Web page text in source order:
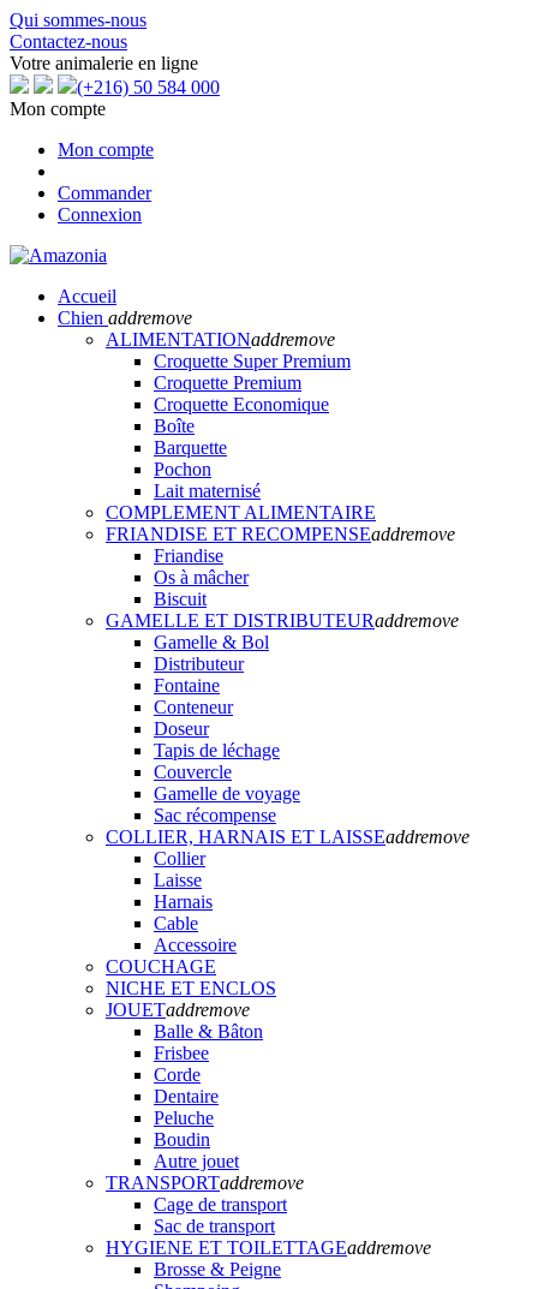
Qui sommes-nous
Contactez-nous
Votre animalerie en ligne
(+216) 50 584 000
Mon compte
Mon compte
Commander
Connexion
Accueil
Chien addremove
ALIMENTATIONaddremove
Croquette Super Premium
Croquette Premium
Croquette Economique
Boîte
Barquette
Pochon
Lait maternisé
COMPLEMENT ALIMENTAIRE
FRIANDISE ET RECOMPENSEaddremove
Friandise
Os à mâcher
Biscuit
GAMELLE ET DISTRIBUTEURaddremove
Gamelle & Bol
Distributeur
Fontaine
Conteneur
Doseur
Tapis de léchage
Couvercle
Gamelle de voyage
Sac récompense
COLLIER, HARNAIS ET LAISSEaddremove
Collier
Laisse
Harnais
Cable
Accessoire
COUCHAGE
NICHE ET ENCLOS
JOUETaddremove
Balle & Bâton
Frisbee
Corde
Dentaire
Peluche
Boudin
Autre jouet
TRANSPORTaddremove
Cage de transport
Sac de transport
HYGIENE ET TOILETTAGEaddremove
Brosse & Peigne